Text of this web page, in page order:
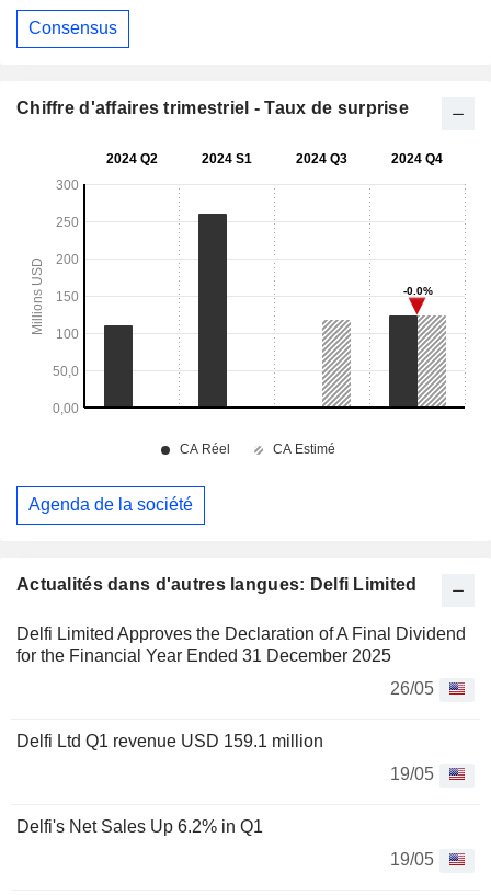
Actualités dans d'autres langues: Delfi Limited
Delfi Limited Approves the Declaration of A Final Dividend
for the Financial Year Ended 31 December 2025
26/05
Delfi Ltd Q1 revenue USD 159.1 million
19/05
Delfi's Net Sales Up 6.2% in Q1
19/05
Consensus
Chiffre d'affaires trimestriel - Taux de surprise
Agenda de la société